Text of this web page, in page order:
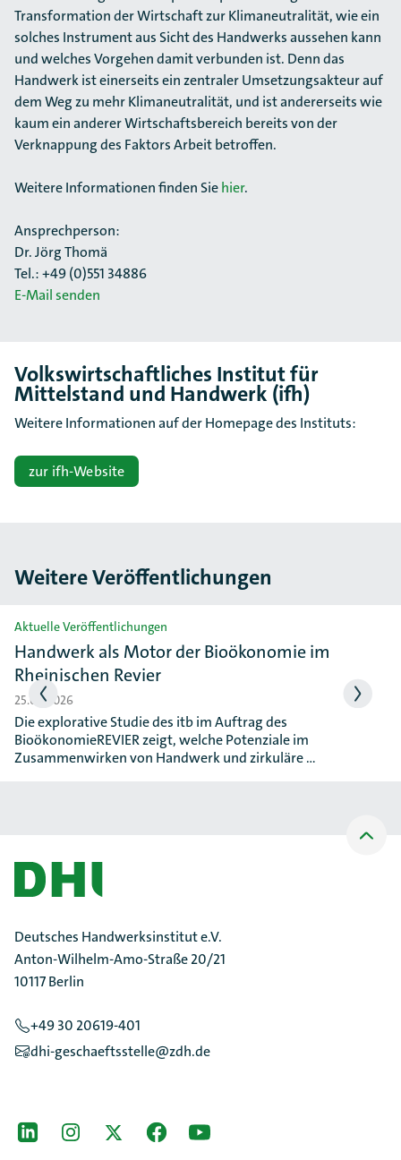
Transformation der Wirtschaft zur Klimaneutralität, wie ein
solches Instrument aus Sicht des Handwerks aussehen kann
und welches Vorgehen damit verbunden ist. Denn das
Handwerk ist einerseits ein zentraler Umsetzungsakteur auf
dem Weg zu mehr Klimaneutralität, und ist andererseits wie
kaum ein anderer Wirtschaftsbereich bereits von der
Verknappung des Faktors Arbeit betroffen.
Weitere Informationen finden Siehier.
Ansprechperson:
Dr. Jörg Thomä
Tel.: +49 (0)551 34886
E-Mail senden
Volkswirtschaftliches Institut für
Mittelstand und Handwerk (ifh)
Weitere Informationen auf der Homepage des Instituts:
zur ifh-Website
Weitere Veröffentlichungen
Slider überspringen
Aktuelle Veröffentlichungen
Handwerk als Motor der Bioökonomie im
Rheinischen Revier
25.06.2026
Die explorative Studie des itb im Auftrag des
BioökonomieREVIER zeigt, welche Potenziale im
Zusammenwirken von Handwerk und zirkuläre …
oben
Deutsches Handwerksinstitut e.V.
Anton-Wilhelm-Amo-Straße 20/21
10117 Berlin
+49 30 20619-401
dhi-geschaeftsstelle@zdh.de
[Der ZDH in den Sozialen Netzwerken]
LinkedIninstagramTwitterFacebookYoutube